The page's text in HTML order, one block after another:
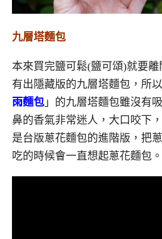
九層塔麵包
本來買完鹽可鬆(鹽可頌)就要
有出隱藏版的九層塔麵包，所
雨麵包 」的九層塔麵包雖沒有
鼻的香氣非常迷人，大口咬下
是台版蔥花麵包的進階版，把
吃的時候會一直想起蔥花麵包。